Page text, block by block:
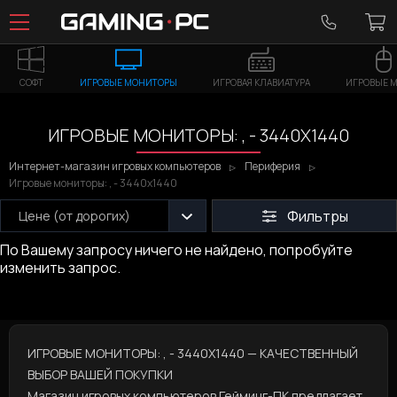
СОФТ ИГРОВЫЕ МОНИТОРЫ ИГРОВАЯ КЛАВИАТУРА ИГРОВЫЕ
ИГРОВЫЕ МОНИТОРЫ: , - 3440Х1440
Интернет-магазин игровых компьютеров
Периферия
Игровые мониторы: , - 3440х1440
Цене (от дорогих)
Фильтры
По Вашему запросу ничего не найдено, попробуйте
изменить запрос.
ИГРОВЫЕ МОНИТОРЫ: , - 3440Х1440 — КАЧЕСТВЕННЫЙ
ВЫБОР ВАШЕЙ ПОКУПКИ